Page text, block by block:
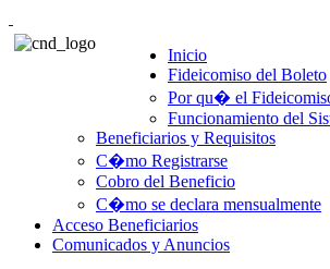
Inicio
Fideicomiso del Boleto
Por qu� el
Funcionamiento del
Beneficiarios y Requisitos
C�mo Registrarse
Cobro del Beneficio
C�mo se declara mensualmente
Acceso Beneficiarios
Comunicados y Anuncios